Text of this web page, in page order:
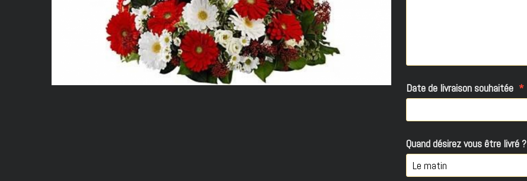
Date de livraison souhaitée
Quand désirez vous être livré ?